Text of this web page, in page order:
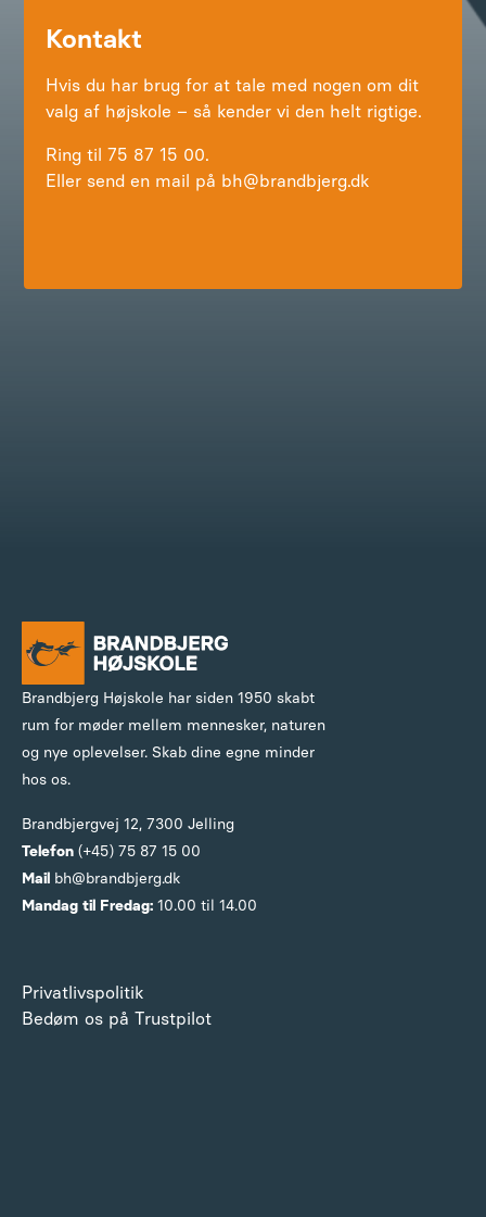
Kontakt
Hvis du har brug for at tale med nogen om dit
valg af højskole – så kender vi den helt rigtige.
Ring til 75 87 15 00.
Eller send en mail på bh@brandbjerg.dk
Brandbjerg Højskole har siden 1950 skabt
rum for møder mellem mennesker, naturen
og nye oplevelser. Skab dine egne minder
hos os.
Brandbjergvej 12, 7300 Jelling
Telefon (+45) 75 87 15 00
Mail bh@brandbjerg.dk
Mandag til Fredag: 10.00 til 14.00
Privatlivspolitik
Bedøm os på Trustpilot